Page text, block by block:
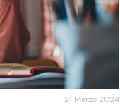
21 Marzo 2024